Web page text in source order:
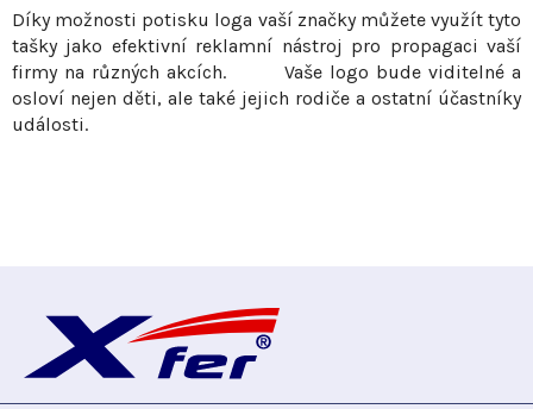
p
i
u
Díky možnosti potisku loga vaší značky můžete využít tyto
tašky jako efektivní reklamní nástroj pro propagaci vaší
firmy na různých akcích. Vaše logo bude viditelné a
osloví nejen děti, ale také jejich rodiče a ostatní účastníky
události.